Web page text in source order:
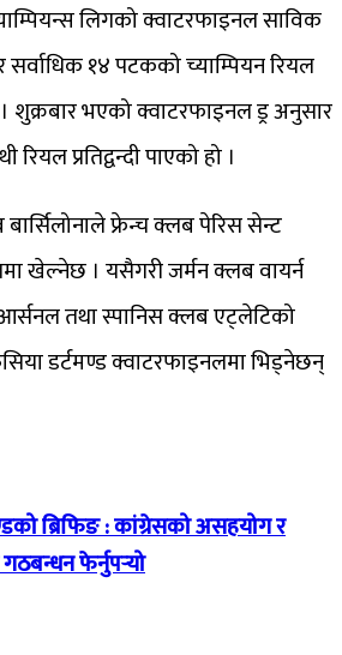
लिगको क्वाटरफाइनल साविक
सर्वाधिक १४ पटकको च्याम्पियन रियल
शुक्रबार भएको क्वाटरफाइनल ड्र अनुसार
प्रतिद्वन्दी पाएको हो ।
फ्रेन्च क्लब पेरिस सेन्ट
खेल्नेछ । यसैगरी जर्मन क्लब वायर्न
तथा स्पानिस क्लब एट्लेटिको
डर्टमण्ड क्वाटरफाइनलमा भिड्नेछन्
ब्रिफिङ : कांग्रेसको असहयोग र
फेर्नुपर्‍यो